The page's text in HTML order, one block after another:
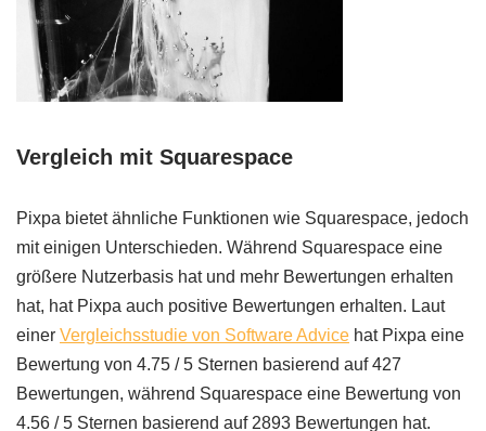
Vergleich mit Squarespace
Pixpa bietet ähnliche Funktionen wie Squarespace, jedoch
mit einigen Unterschieden. Während Squarespace eine
größere Nutzerbasis hat und mehr Bewertungen erhalten
hat, hat Pixpa auch positive Bewertungen erhalten. Laut
einer Vergleichsstudie von Software Advice hat Pixpa eine
Bewertung von 4.75 / 5 Sternen basierend auf 427
Bewertungen, während Squarespace eine Bewertung von
4.56 / 5 Sternen basierend auf 2893 Bewertungen hat.